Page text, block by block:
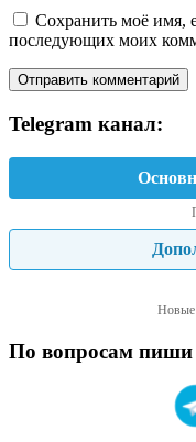
Сохранить моё имя,
последующих моих
Telegram канал:
Новые
По вопросам пиши